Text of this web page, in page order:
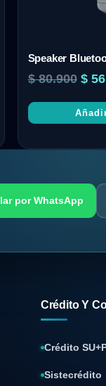
Speaker
$80.900 $
por WhatsApp
Crédito Y
Crédito
Sistecrédito